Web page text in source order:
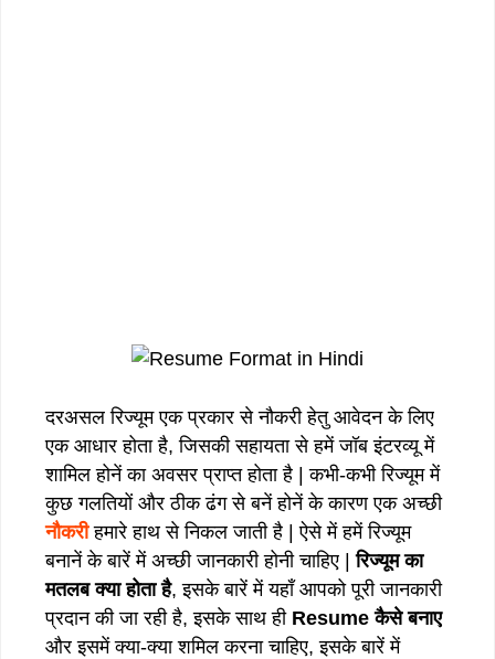
दरअसल रिज्यूम एक प्रकार से नौकरी हेतु आवेदन के लिए
एक आधार होता है, जिसकी सहायता से हमें जॉब इंटरव्यू में
शामिल होनें का अवसर प्राप्त होता है | कभी-कभी रिज्यूम में
कुछ गलतियों और ठीक ढंग से बनें होनें के कारण एक अच्छी
नौकरी हमारे हाथ से निकल जाती है | ऐसे में हमें रिज्यूम
बनानें के बारें में अच्छी जानकारी होनी चाहिए |रिज्यूम का
मतलब क्या होता है, इसके बारें में यहाँ आपको पूरी जानकारी
प्रदान की जा रही है, इसके साथ ही Resume कैसे बनाए
और इसमें क्या-क्या शमिल करना चाहिए, इसके बारें में